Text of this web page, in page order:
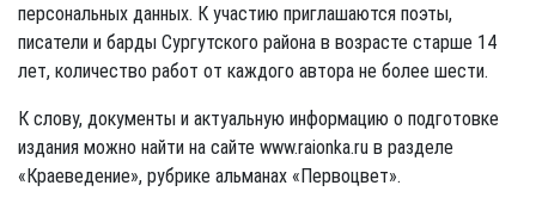
персональных данных. К участию приглашаются поэты,
писатели и барды Сургутского района в возрасте старше 14
лет, количество работ от каждого автора не более шести.
К слову, документы и актуальную информацию о подготовке
издания можно найти на сайте www.raionka.ru в разделе
«Краеведение», рубрике альманах «Первоцвет».